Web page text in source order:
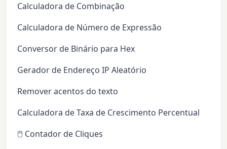
Calculadora de Combinação
Calculadora de Número de Expressão
Conversor de Binário para Hex
Gerador de Endereço IP Aleatório
Remover acentos do texto
Calculadora de Taxa de Crescimento Percentual
🖱️ Contador de Cliques